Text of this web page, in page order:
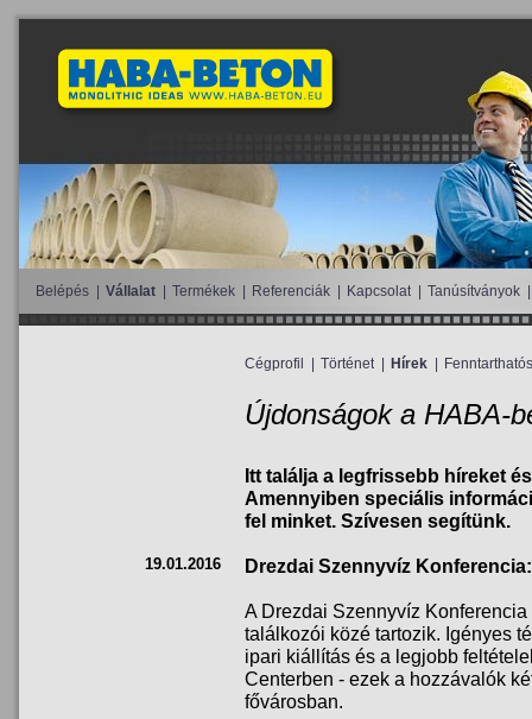
Belépés Vállalat Termékek Referenciák Kapcsolat Tanúsítványok
Cégprofil Történet Hírek
Újdonságok a HABA-
Itt találja a legfrissebb híreket
Amennyiben speciális
fel minket. Szívesen segítünk.
19.01.2016 Drezdai Szennyvíz
A Drezdai Szennyvíz
találkozói közé tartozik. Igényes
ipari kiállítás és a legjobb
Centerben - ezek a hozzávalók
fővárosban.